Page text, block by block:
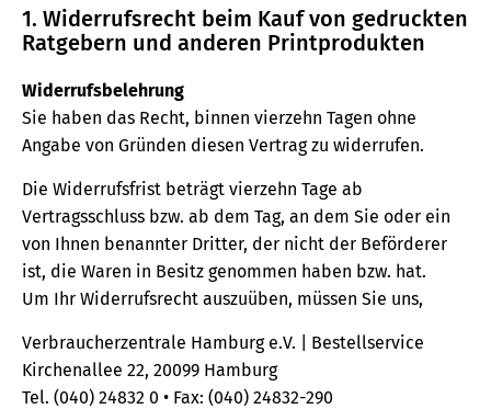
1. Widerrufsrecht beim Kauf von gedruckten
Ratgebern und anderen Printprodukten
Widerrufsbelehrung
Sie haben das Recht, binnen vierzehn Tagen ohne
Angabe von Gründen diesen Vertrag zu widerrufen.
Die Widerrufsfrist beträgt vierzehn Tage ab
Vertragsschluss bzw. ab dem Tag, an dem Sie oder ein
von Ihnen benannter Dritter, der nicht der Beförderer
ist, die Waren in Besitz genommen haben bzw. hat.
Um Ihr Widerrufsrecht auszuüben, müssen Sie uns,
Verbraucherzentrale Hamburg e.V. | Bestellservice
Kirchenallee 22, 20099 Hamburg
Tel. (040) 24832 0 • Fax: (040) 24832-290